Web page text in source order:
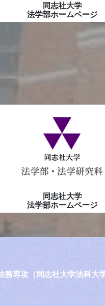
2026年度法曹コース特別選
同志社大学
法学部ホームページ
同志社大学
法学部ホームページ
専攻（同志社大学法科大学